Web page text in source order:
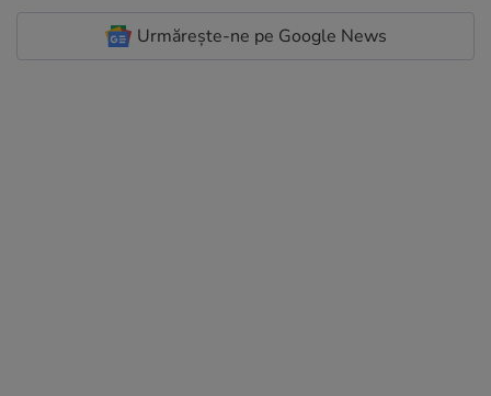
Urmărește-ne pe Google News